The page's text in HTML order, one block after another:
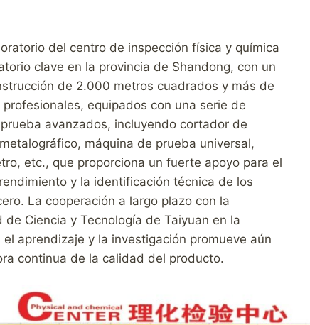
del centro de inspección física y química
clave en la provincia de Shandong, con un
de 2.000 metros cuadrados y más de
equipados con una serie de
avanzados, incluyendo cortador de
máquina de prueba universal,
etc., que proporciona un fuerte apoyo para el
y la identificación técnica de los
La cooperación a largo plazo con la
de Ciencia y Tecnología de Taiyuan en la
el aprendizaje y la investigación promueve aún
continua de la calidad del producto.